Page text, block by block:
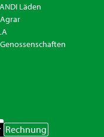
Läden
Rechnung